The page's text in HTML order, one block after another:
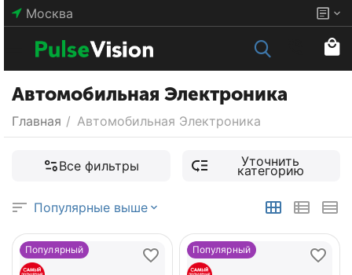
Москва
Автомобильная Электроника
Главная / Автомобильная Электроника
Все фильтры Уточнить
категорию
Популярные выше
Популярный Популярный